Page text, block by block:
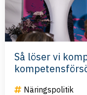
Så löser vi
Näringspolitik